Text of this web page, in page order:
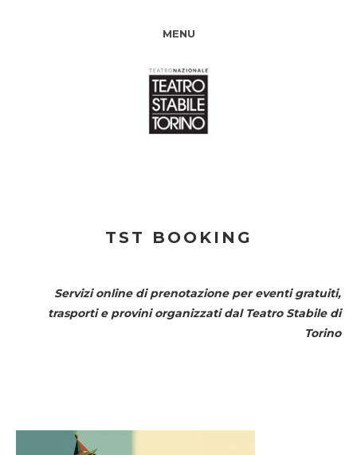
MENU
TST BOOKING
Servizi online di prenotazione per eventi gratuiti,
trasporti e provini organizzati dal Teatro Stabile di
Torino